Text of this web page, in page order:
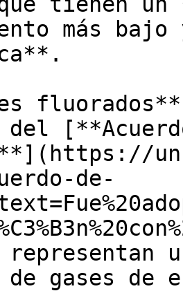
más
del
de-
de gases de